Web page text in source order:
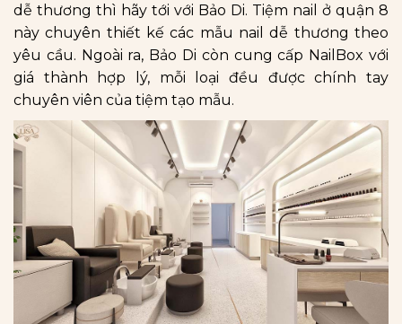
dễ thương thì hãy tới với Bảo Di. Tiệm nail ở quận 8
này chuyên thiết kế các mẫu nail dễ thương theo
yêu cầu. Ngoài ra, Bảo Di còn cung cấp NailBox với
giá thành hợp lý, mỗi loại đều được chính tay
chuyên viên của tiệm tạo mẫu.